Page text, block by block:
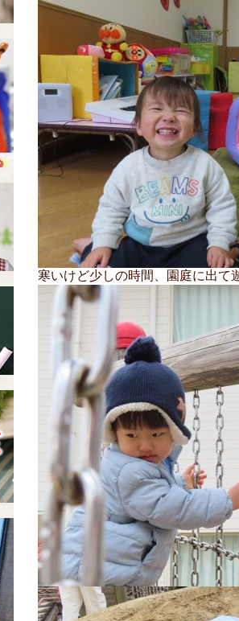
寒いけど少しの時間、園庭に出て